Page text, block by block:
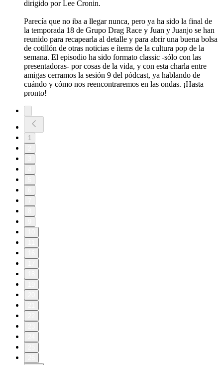
dirigido por Lee Cronin.
Parecía que no iba a llegar nunca, pero ya ha sido la final de
la temporada 18 de Grupo Drag Race y Juan y Juanjo se han
reunido para recapearla al detalle y para abrir una buena bolsa
de cotillón de otras noticias e ítems de la cultura pop de la
semana. El episodio ha sido formato classic -sólo con las
presentadoras- por cosas de la vida, y con esta charla entre
amigas cerramos la sesión 9 del pódcast, ya hablando de
cuándo y cómo nos reencontraremos en las ondas. ¡Hasta
pronto!
1